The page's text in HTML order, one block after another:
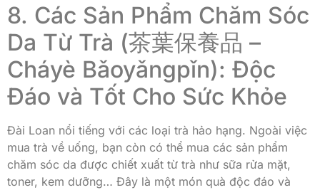
8. Các Sản Phẩm Chăm Sóc
Da Từ Trà (茶葉保養品 –
Cháyè Bǎoyǎngpǐn): Độc
Đáo và Tốt Cho Sức Khỏe
Đài Loan nổi tiếng với các loại trà hảo hạng. Ngoài việc
mua trà về uống, bạn còn có thể mua các sản phẩm
chăm sóc da được chiết xuất từ trà như sữa rửa mặt,
toner, kem dưỡng… Đây là một món quà độc đáo và